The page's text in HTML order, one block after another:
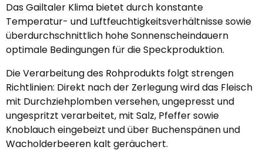
Das Gailtaler Klima bietet durch konstante
Temperatur- und Luftfeuchtigkeitsverhältnisse sowie
überdurchschnittlich hohe Sonnenscheindauern
optimale Bedingungen für die Speckproduktion.
Die Verarbeitung des Rohprodukts folgt strengen
Richtlinien: Direkt nach der Zerlegung wird das Fleisch
mit Durchziehplomben versehen, ungepresst und
ungespritzt verarbeitet, mit Salz, Pfeffer sowie
Knoblauch eingebeizt und über Buchenspänen und
Wacholderbeeren kalt geräuchert.